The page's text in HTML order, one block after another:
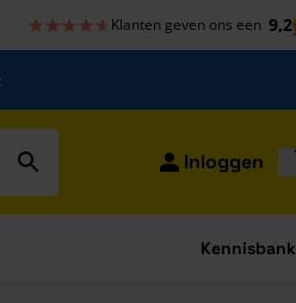
★★★★★
★★★★★ Klanten geven ons een 9,2
Inloggen
for Bouwshop
Kennisbank